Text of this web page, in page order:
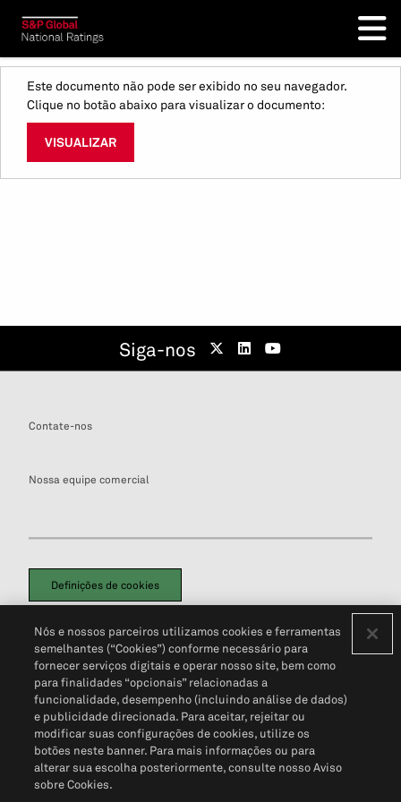
Este documento não pode ser exibido no seu navegador.
Clique no botão abaixo para visualizar o documento:
VISUALIZAR
Siga-nos
Contate-nos
Nossa equipe comercial
Definições de cookies
Política de PrivacidadePortal de privacidade do cliente (em inglês)
Não Venda Minhas Informações Pessoais© 2026 S&P Global
Nós e nossos parceiros utilizamos cookies e ferramentas
semelhantes (“Cookies”) conforme necessário para
fornecer serviços digitais e operar nosso site, bem como
para finalidades “opcionais” relacionadas a
funcionalidade, desempenho (incluindo análise de dados)
e publicidade direcionada. Para aceitar, rejeitar ou
modificar suas configurações de cookies, utilize os
botões neste banner. Para mais informações ou para
alterar sua escolha posteriormente, consulte nosso Aviso
sobre Cookies.